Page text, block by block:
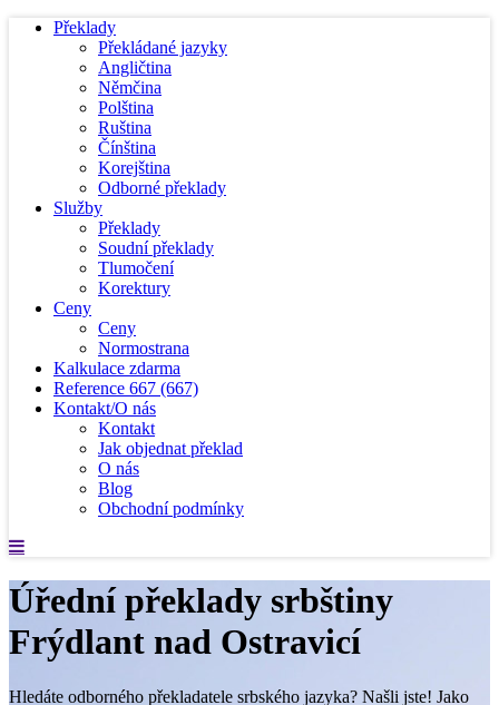
Překlady
Překládané jazyky
Angličtina
Němčina
Polština
Ruština
Čínština
Korejština
Odborné překlady
Služby
Překlady
Soudní překlady
Tlumočení
Korektury
Ceny
Ceny
Normostrana
Kalkulace zdarma
Reference 667 (667)
Kontakt/O nás
Kontakt
Jak objednat překlad
O nás
Blog
Obchodní podmínky
Úřední překlady srbštiny
Frýdlant nad Ostravicí
Hledáte odborného překladatele srbského jazyka? Našli jste! Jako